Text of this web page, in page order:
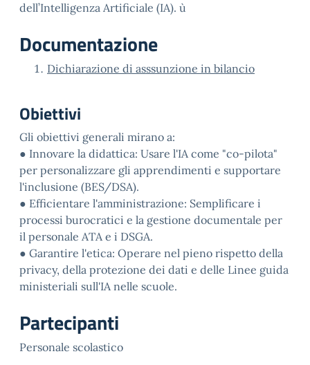
dell’Intelligenza Artificiale (IA). ù
Documentazione
Dichiarazione di asssunzione in bilancio
Obiettivi
Gli obiettivi generali mirano a:
● Innovare la didattica: Usare l'IA come "co-pilota"
per personalizzare gli apprendimenti e supportare
l'inclusione (BES/DSA).
● Efficientare l'amministrazione: Semplificare i
processi burocratici e la gestione documentale per
il personale ATA e i DSGA.
● Garantire l'etica: Operare nel pieno rispetto della
privacy, della protezione dei dati e delle Linee guida
ministeriali sull'IA nelle scuole.
Partecipanti
Personale scolastico